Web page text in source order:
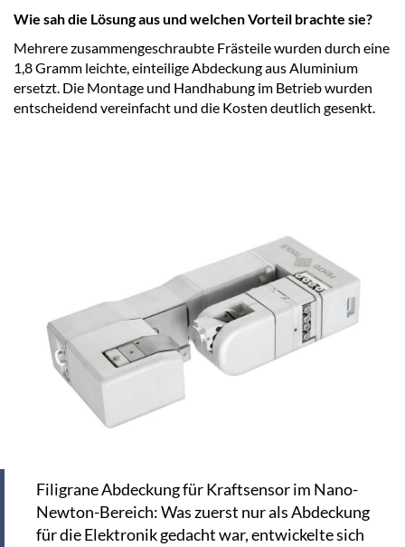
Wie sah die Lösung aus und welchen Vorteil brachte sie?
Mehrere zusammengeschraubte Frästeile wurden durch eine
1,8 Gramm leichte, einteilige Abdeckung aus Aluminium
ersetzt. Die Montage und Handhabung im Betrieb wurden
entscheidend vereinfacht und die Kosten deutlich gesenkt.
Filigrane Abdeckung für Kraftsensor im Nano-
Newton-Bereich: Was zuerst nur als Abdeckung
für die Elektronik gedacht war, entwickelte sich